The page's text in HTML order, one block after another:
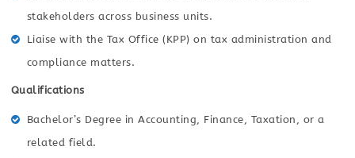
stakeholders across business units.
Liaise with the Tax Office (KPP) on tax administration and
compliance matters.
Qualifications
Bachelor’s Degree in Accounting, Finance, Taxation, or a
related field.